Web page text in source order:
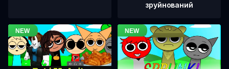
зруйнований